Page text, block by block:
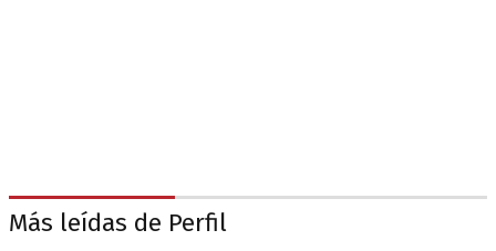
Más leídas de Perfil